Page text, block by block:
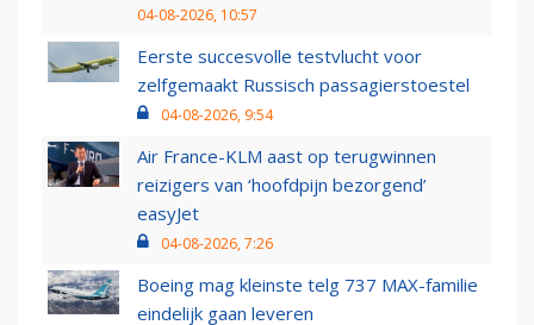
04-08-2026, 10:57
Eerste succesvolle testvlucht voor
zelfgemaakt Russisch passagierstoestel
04-08-2026, 9:54
Air France-KLM aast op terugwinnen
reizigers van ‘hoofdpijn bezorgend’
easyJet
04-08-2026, 7:26
Boeing mag kleinste telg 737 MAX-familie
eindelijk gaan leveren